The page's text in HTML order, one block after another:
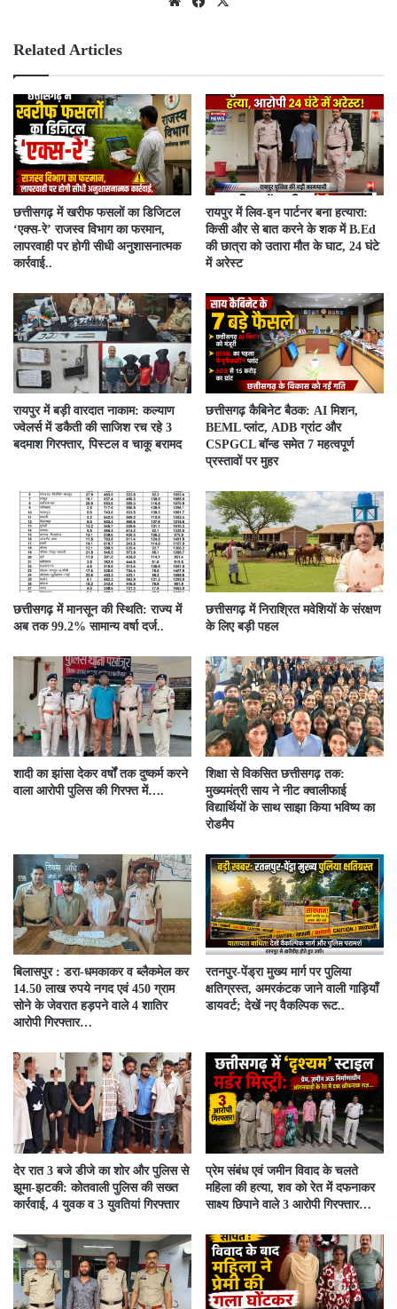
Related Articles
​छत्तीसगढ़ में खरीफ फसलों का डिजिटल
‘एक्स-रे’ राजस्व विभाग का फरमान,
लापरवाही पर होगी सीधी अनुशासनात्मक
कार्रवाई..
रायपुर में लिव-इन पार्टनर बना हत्यारा:
किसी और से बात करने के शक में B.Ed
की छात्रा को उतारा मौत के घाट, 24 घंटे
में अरेस्ट
रायपुर में बड़ी वारदात नाकाम: कल्याण
ज्वेलर्स में डकैती की साजिश रच रहे 3
बदमाश गिरफ्तार, पिस्टल व चाकू बरामद
छत्तीसगढ़ कैबिनेट बैठक: AI मिशन,
BEML प्लांट, ADB ग्रांट और
CSPGCL बॉन्ड समेत 7 महत्वपूर्ण
प्रस्तावों पर मुहर
छत्तीसगढ़ में मानसून की स्थिति: राज्य में
अब तक 99.2% सामान्य वर्षा दर्ज..
छत्तीसगढ़ में निराश्रित मवेशियों के संरक्षण
के लिए बड़ी पहल
शादी का झांसा देकर वर्षों तक दुष्कर्म करने
वाला आरोपी पुलिस की गिरफ्त में….
शिक्षा से विकसित छत्तीसगढ़ तक:
मुख्यमंत्री साय ने नीट क्वालीफाई
विद्यार्थियों के साथ साझा किया भविष्य का
रोडमैप
बिलासपुर : डरा-धमकाकर व ब्लैकमेल कर
14.50 लाख रुपये नगद एवं 450 ग्राम
सोने के जेवरात हड़पने वाले 4 शातिर
आरोपी गिरफ्तार…
रतनपुर-पेंड्रा मुख्य मार्ग पर पुलिया
क्षतिग्रस्त, अमरकंटक जाने वाली गाड़ियाँ
डायवर्ट; देखें नए वैकल्पिक रूट..
देर रात 3 बजे डीजे का शोर और पुलिस से
झूमा-झटकी: कोतवाली पुलिस की सख्त
कार्रवाई, 4 युवक व 3 युवतियां गिरफ्तार
प्रेम संबंध एवं जमीन विवाद के चलते
महिला की हत्या, शव को रेत में दफनाकर
साक्ष्य छिपाने वाले 3 आरोपी गिरफ्तार…